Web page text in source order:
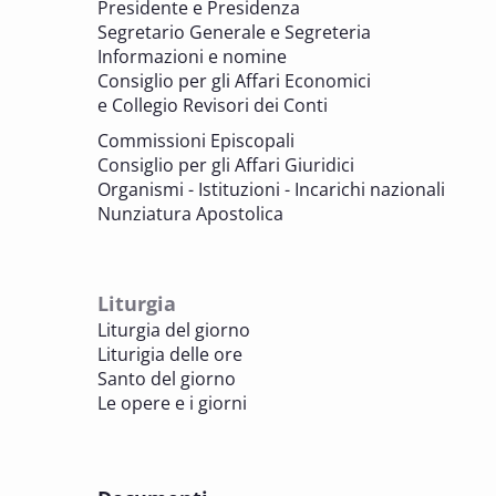
valorizzazione del patrimonio
BENI CULTURALI E EDILIZIA DI CULTO
7 OTTOBRE 2025
Consulta nazionale Beni culturali e Edilizia
di culto
BENI CULTURALI E EDILIZIA DI CULTO
sezione Edilizia di culto
BENI CULTURALI E EDILIZIA DI CULTO
8 OTTOBRE 2025
Incontro online dei Direttori diocesani,
Presidente e Presidenza
Segretario Generale e Segreteria
Informazioni e nomine
Consiglio per gli Affari Economici
e Collegio Revisori dei Conti
Commissioni Episcopali
Consiglio per gli Affari Giuridici
Organismi - Istituzioni - Incarichi nazionali
Nunziatura Apostolica
Liturgia
Liturgia del giorno
Liturigia delle ore
Santo del giorno
Le opere e i giorni